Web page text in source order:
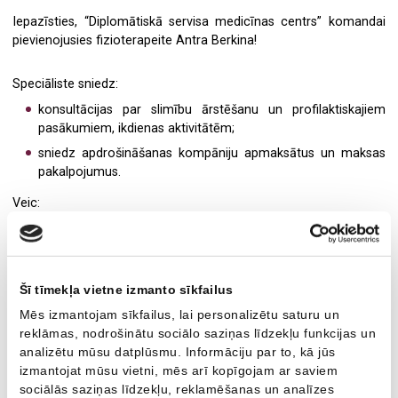
Šī tīmekļa vietne izmanto sīkfailus
Mēs izmantojam sīkfailus, lai personalizētu saturu un
reklāmas, nodrošinātu sociālo saziņas līdzekļu funkcijas un
analizētu mūsu datplūsmu. Informāciju par to, kā jūs
izmantojat mūsu vietni, mēs arī kopīgojam ar saviem
sociālās saziņas līdzekļu, reklamēšanas un analīzes
Medicīniskā komisija darbam uz naftas un gāzes
Ultrasonogrāfija
Radioloģiskie izmeklējumi
Imunoloģija
Neiroloģija
Psihiatrija
Zobu higiēnists
Ultrasonogrāfijas speciālists
Fizioterapeits
Neirologs
Psihiatrs
Imunologs
Iepazīsties, “Diplomātiskā servisa medicīnas centrs” komandai
pievienojusies fizioterapeite Antra Berkina!
Speciāliste sniedz:
konsultācijas par slimību ārstēšanu un profilaktiskajiem
pasākumiem, ikdienas aktivitātēm;
sniedz apdrošināšanas kompāniju apmaksātus un maksas
pakalpojumus.
Veic:
izmeklēšanu par cilvēka fizisko funkcionālo stāvokli un tā
mājas vingrinājumu plāna sastādīšanu;
ikdienas aktivitāšu pielāgošanu;
ārstnieciskās vingrošanas vadīšanu;
rekomendācijas un ieteikumus veselības nostiprināšanai,
saslimšanu profilaksei.